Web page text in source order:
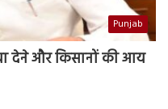
Punjab
देने और किसानों की आय